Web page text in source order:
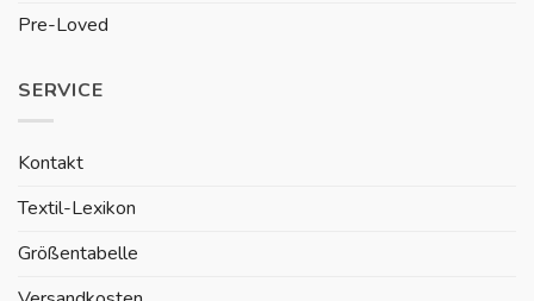
Pre-Loved
SERVICE
Kontakt
Textil-Lexikon
Größentabelle